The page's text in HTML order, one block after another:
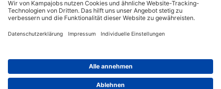
Kampahire
Kampagnenforum
LeadNow